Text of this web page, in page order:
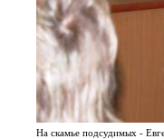
На скамье подсудимых -